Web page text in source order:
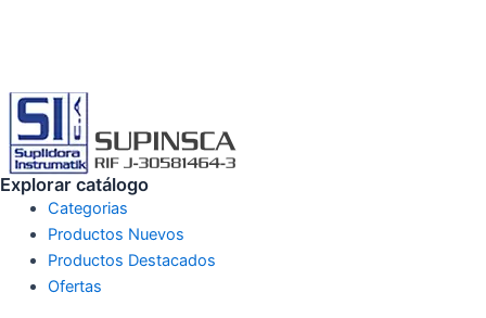
Explorar catálogo
Categorias
Productos Nuevos
Productos Destacados
Ofertas